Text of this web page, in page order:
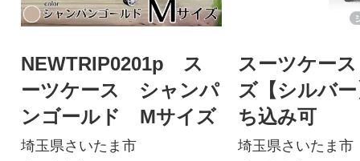
NEWTRIP0201p ス
ーツケース シャンパ
ンゴールド Mサイズ
埼玉県さいたま市
スーツケー
ズ【シルバ
ち込み可
埼玉県さいたま市